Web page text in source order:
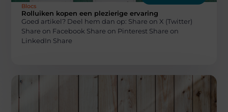
Blocs
Rolluiken kopen een plezierige ervaring
Goed artikel? Deel hem dan op: Share on X (Twitter)
Share on Facebook Share on Pinterest Share on
LinkedIn Share